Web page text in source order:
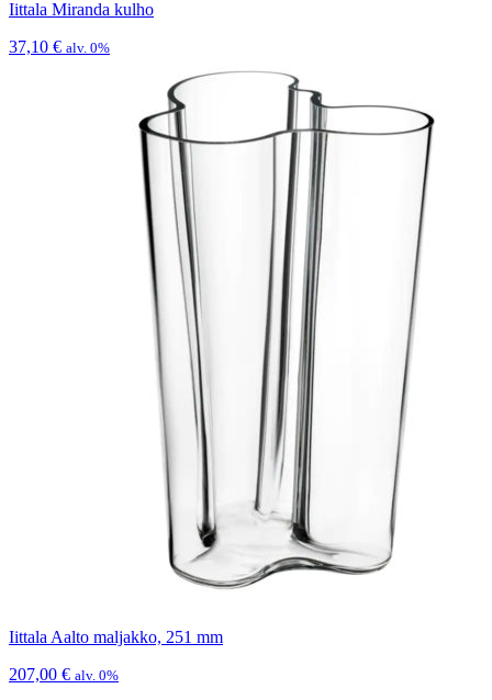
Iittala Miranda kulho
37,10 € alv. 0%
Iittala Aalto maljakko, 251 mm
207,00 € alv. 0%